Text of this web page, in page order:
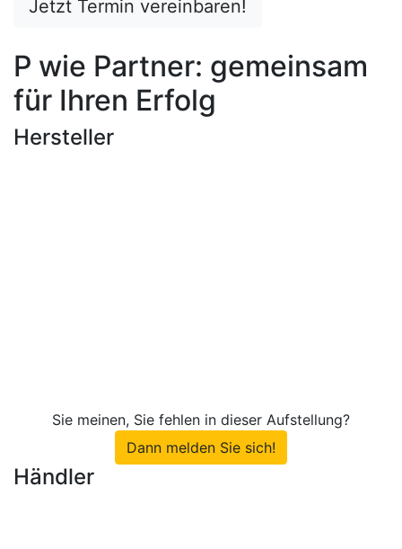
Jetzt Termin vereinbaren!
P wie Partner: gemeinsam
für Ihren Erfolg
Hersteller
Sie meinen, Sie fehlen in dieser Aufstellung?
Dann melden Sie sich!
Händler